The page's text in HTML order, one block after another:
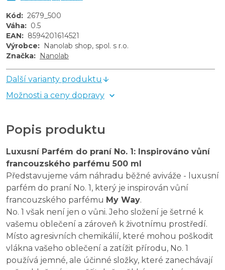
Kód: 2679_500
Váha: 0.5
EAN: 8594201614521
Výrobce: Nanolab shop, spol. s r.o.
Značka: Nanolab
Další varianty produktu
Možnosti a ceny dopravy
Popis produktu
Luxusní Parfém do praní No. 1: Inspirováno vůní
francouzského parfému 500 ml
Představujeme vám náhradu běžné aviváže - luxusní
parfém do praní No. 1, který je inspirován vůní
francouzského parfému My Way.
No. 1 však není jen o vůni. Jeho složení je šetrné k
vašemu oblečení a zároveň k životnímu prostředí.
Místo agresivních chemikálií, které mohou poškodit
vlákna vašeho oblečení a zatížit přírodu, No. 1
používá jemné, ale účinné složky, které zanechávají